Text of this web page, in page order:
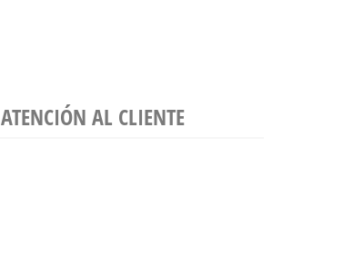
ATENCIÓN AL CLIENTE